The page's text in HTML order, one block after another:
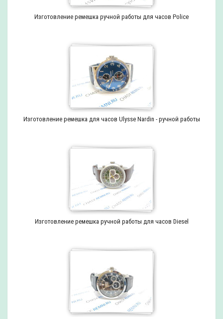
Изготовление ремешка ручной работы для часов Police
Изготовление ремешка для часов Ulysse Nardin - ручной работы
Изготовление ремешка ручной работы для часов Diesel